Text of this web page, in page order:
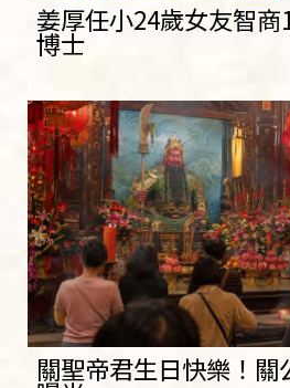
姜厚任小24歲女友智
博士
關聖帝君生日快樂！關